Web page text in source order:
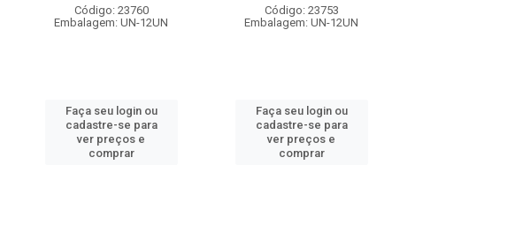
Código: 23760
Embalagem: UN-12UN
Faça seu login ou
cadastre-se para
ver preços e
comprar
Código: 23753
Embalagem: UN-12UN
Faça seu login ou
cadastre-se para
ver preços e
comprar